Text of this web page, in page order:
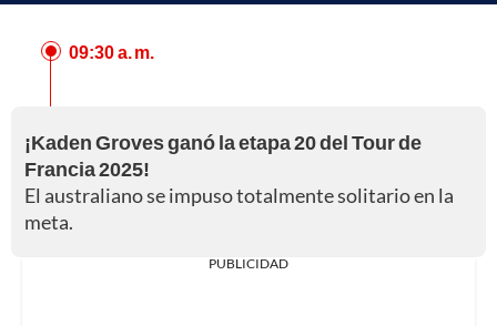
09:30 a. m.
¡Kaden Groves ganó la etapa 20 del Tour de
Francia 2025!
El australiano se impuso totalmente solitario en la
meta.
PUBLICIDAD